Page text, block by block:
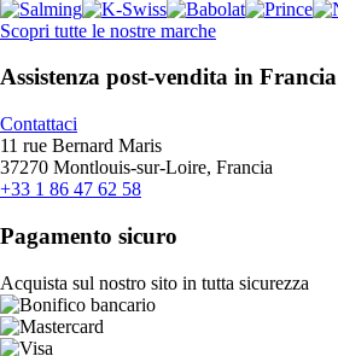
Scopri tutte le nostre marche
Assistenza post-vendita in Francia
Contattaci
11 rue Bernard Maris
37270 Montlouis-sur-Loire, Francia
+33 1 86 47 62 58
Pagamento sicuro
Acquista sul nostro sito in tutta sicurezza